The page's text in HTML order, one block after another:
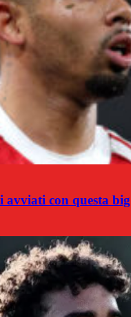
avviati con questa big